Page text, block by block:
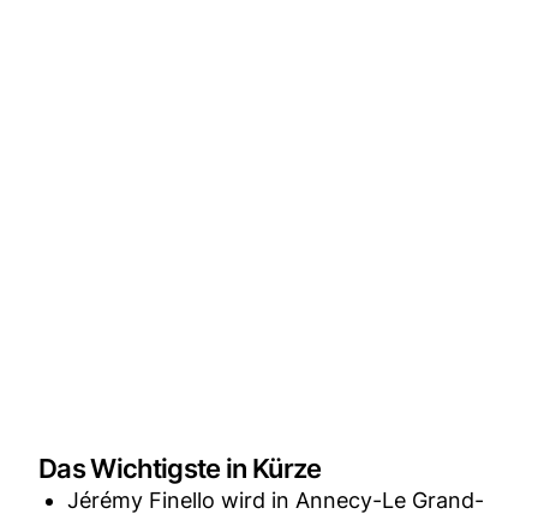
Das Wichtigste in Kürze
Jérémy Finello wird in Annecy-Le Grand-